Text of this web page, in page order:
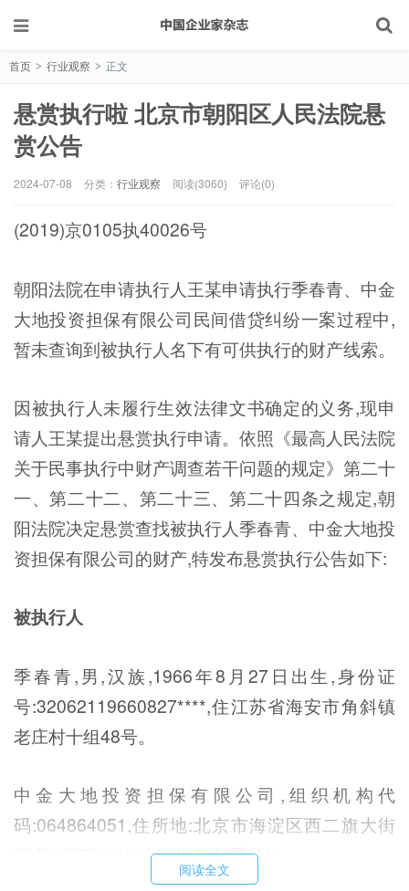
首页 > 行业观察 > 正文
悬赏执行啦 北京市朝阳区人民法院悬
赏公告
2024-07-08 分类： 行业观察 阅读(3060) 评论(0)
(2019)京0105执40026号
朝阳法院在申请执行人王某申请执行季春青、中金
大地投资担保有限公司民间借贷纠纷一案过程中,
暂未查询到被执行人名下有可供执行的财产线索。
因被执行人未履行生效法律文书确定的义务,现申
请人王某提出悬赏执行申请。依照《最高人民法院
关于民事执行中财产调查若干问题的规定》第二十
一、第二十二、第二十三、第二十四条之规定,朝
阳法院决定悬赏查找被执行人季春青、中金大地投
资担保有限公司的财产,特发布悬赏执行公告如下:
被执行人
季春青,男,汉族,1966年8月27日出生,身份证
号:32062119660827****,住江苏省海安市角斜镇
老庄村十组48号。
中金大地投资担保有限公司,组织机构代
码:064864051,住所地:北京市海淀区西二旗大街
39号2层202-42,法定代表人:季秋池。
阅读全文